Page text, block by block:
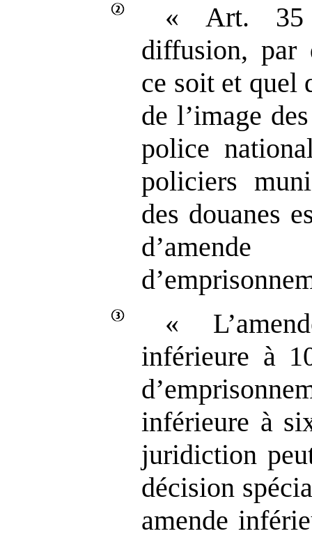
« Art.
diffusion, par
ce soit et quel
de l’image
police
policiers
des douanes
«
inférieure à
inférieure à
juridiction
décision
amende